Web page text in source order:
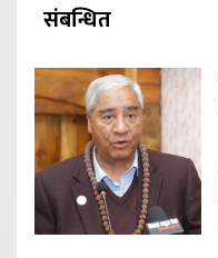
संबन्धित